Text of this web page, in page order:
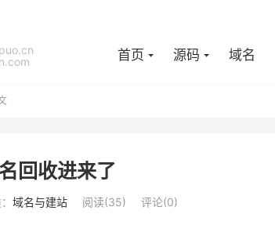
首页 源码 域名
回收进来了
域名与建站 阅读(35) 评论(0)